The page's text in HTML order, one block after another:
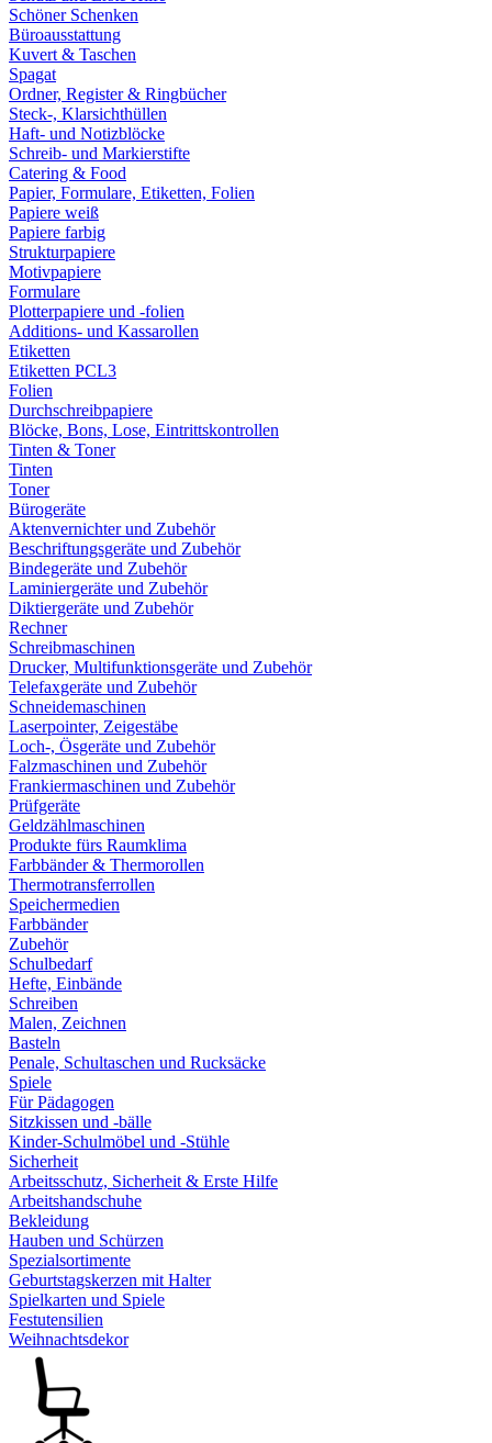
Schöner Schenken
Büroausstattung
Kuvert & Taschen
Spagat
Ordner, Register & Ringbücher
Steck-, Klarsichthüllen
Haft- und Notizblöcke
Schreib- und Markierstifte
Catering & Food
Papier, Formulare, Etiketten, Folien
Papiere weiß
Papiere farbig
Strukturpapiere
Motivpapiere
Formulare
Plotterpapiere und -folien
Additions- und Kassarollen
Etiketten
Etiketten PCL3
Folien
Durchschreibpapiere
Blöcke, Bons, Lose, Eintrittskontrollen
Tinten & Toner
Tinten
Toner
Bürogeräte
Aktenvernichter und Zubehör
Beschriftungsgeräte und Zubehör
Bindegeräte und Zubehör
Laminiergeräte und Zubehör
Diktiergeräte und Zubehör
Rechner
Schreibmaschinen
Drucker, Multifunktionsgeräte und Zubehör
Telefaxgeräte und Zubehör
Schneidemaschinen
Laserpointer, Zeigestäbe
Loch-, Ösgeräte und Zubehör
Falzmaschinen und Zubehör
Frankiermaschinen und Zubehör
Prüfgeräte
Geldzählmaschinen
Produkte fürs Raumklima
Farbbänder & Thermorollen
Thermotransferrollen
Speichermedien
Farbbänder
Zubehör
Schulbedarf
Hefte, Einbände
Schreiben
Malen, Zeichnen
Basteln
Penale, Schultaschen und Rucksäcke
Spiele
Für Pädagogen
Sitzkissen und -bälle
Kinder-Schulmöbel und -Stühle
Sicherheit
Arbeitsschutz, Sicherheit & Erste Hilfe
Arbeitshandschuhe
Bekleidung
Hauben und Schürzen
Spezialsortimente
Geburtstagskerzen mit Halter
Spielkarten und Spiele
Festutensilien
Weihnachtsdekor